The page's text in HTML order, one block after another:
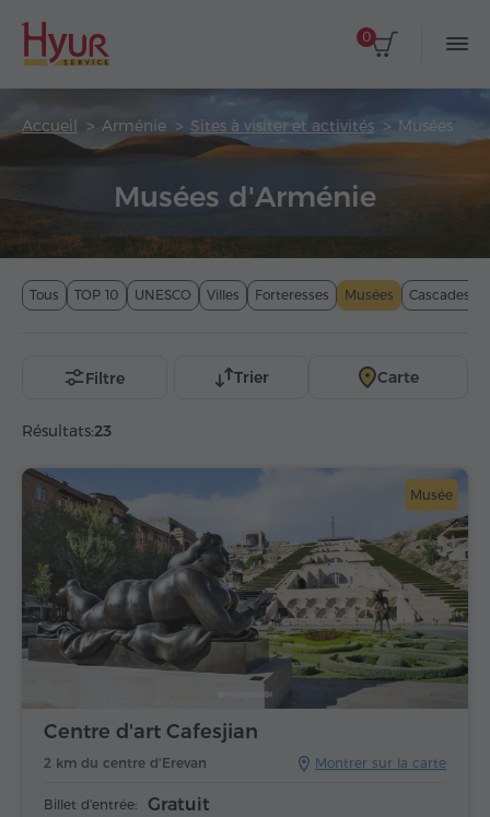
0
Accueil Arménie Sites à visiter et activités Musées
Musées d'Arménie
Tous TOP 10 UNESCO Villes Forteresses Musées Cascades
Résultats:23
Filtre Trier Carte
Musée
Montrer sur la carte
2 km du centre d'Erevan
Centre d'art Cafesjian
Billet d'entrée: Gratuit